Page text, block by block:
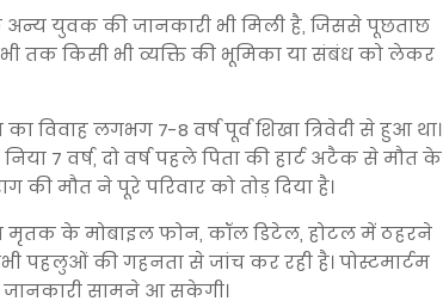
युवक की जानकारी भी मिली है, जिससे पूछताछ
तक किसी भी व्यक्ति की भूमिका या संबंध को लेकर
विवाह लगभग 7-8 वर्ष पूर्व शिखा त्रिवेदी से हुआ था।
7 वर्ष, दो वर्ष पहले पिता की हार्ट अटैक से मौत के
मौत ने पूरे परिवार को तोड़ दिया है।
मृतक के मोबाइल फोन, कॉल डिटेल, होटल में ठहरने
पहलुओं की गहनता से जांच कर रही है। पोस्टमार्टम
जानकारी सामने आ सकेगी।